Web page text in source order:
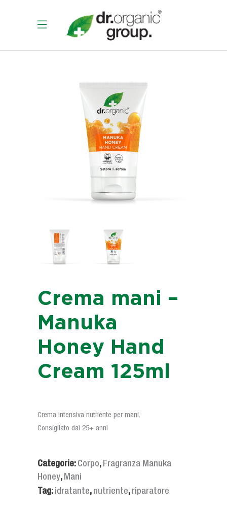
Crema mani –
Manuka
Honey Hand
Cream 125ml
Crema intensiva nutriente per mani.
Consigliato dai 25+ anni
Categorie: Corpo, Fragranza Manuka
Honey, Mani
Tag: idratante, nutriente, riparatore